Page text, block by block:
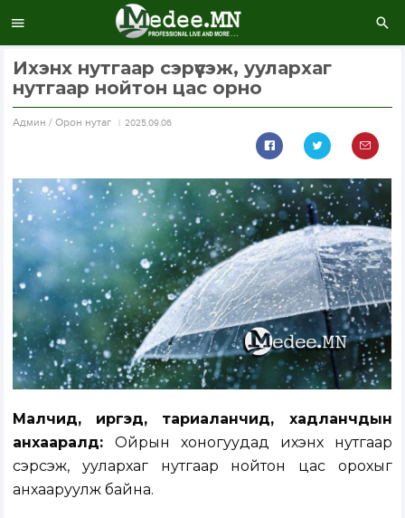
Ихэнх нутгаар сэрүүсэж, уулархаг
нутгаар нойтон цас орно
Aдмин / Орон нутаг 2025.09.06
Малчид, иргэд, тариаланчид, хадланчдын
анхааралд:Ойрын хоногуудад ихэнх нутгаар
сэрүүсэж, уулархаг нутгаар нойтон цас орохыг
анхааруулж байна.